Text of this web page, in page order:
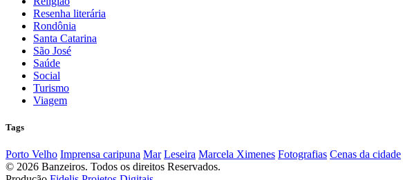
Resenha literária
Rondônia
Santa Catarina
São José
Saúde
Social
Turismo
Viagem
Tags
Porto Velho Imprensa caripuna Mar Leseira Marcela Ximenes Fotografias Cenas da cidade
© 2026 Banzeiros. Todos os direitos Reservados.